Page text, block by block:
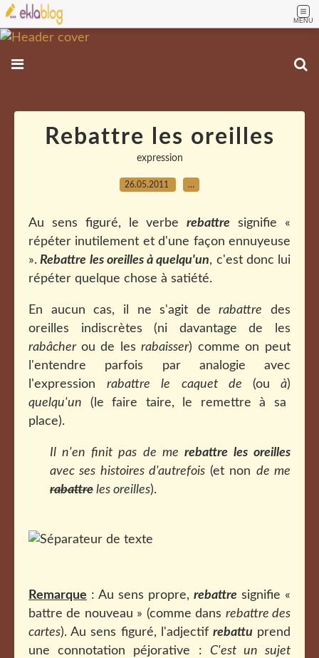
MENU
Rebattre les oreilles
expression
26.05.2011 …
Au sens figuré, le verberebattre signifie «
répéter inutilement et d'une façon ennuyeuse
». Rebattre les oreilles à quelqu'un, c'est donc lui
répéter quelque chose à satiété.
En aucun cas, il ne s'agit derabattre des
oreilles indiscrètes (ni davantage de les
rabâcher ou de les rabaisser) comme on peut
l'entendre parfois par analogie avec
l'expressionrabattre le caquet de (ou à)
quelqu'un (le faire taire, le remettre à sa
place).
Il n'en finit pas de me rebattre les oreilles
avec ses histoires d'autrefois (et non de me
rabattre les oreilles).
Remarque : Au sens propre, rebattre signifie «
battre de nouveau » (comme dans rebattre des
cartes). Au sens figuré, l'adjectif rebattu prend
une connotation péjorative : C'est un sujet